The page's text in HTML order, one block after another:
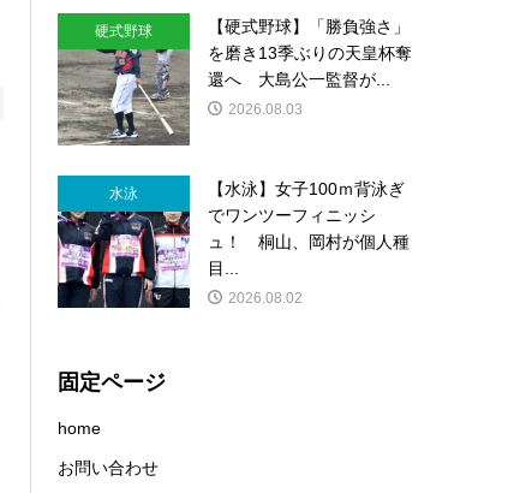
硬式野球
【硬式野球】「勝負強さ」
を磨き13季ぶりの天皇杯奪
還へ 大島公一監督が...
2026.08.03
水泳
【水泳】女子100ｍ背泳ぎ
でワンツーフィニッシ
ュ！ 桐山、岡村が個人種
目...
2026.08.02
固定ページ
home
お問い合わせ